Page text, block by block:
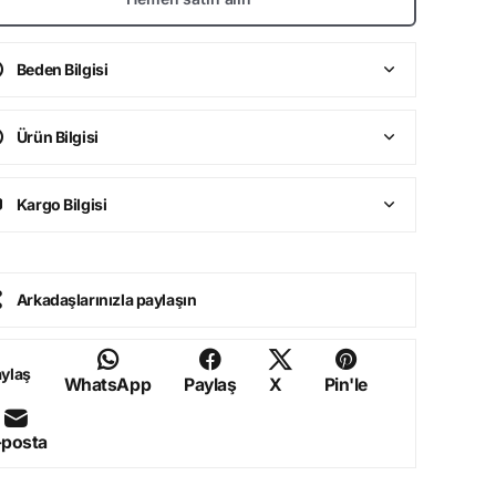
Beden Bilgisi
Ürün Bilgisi
Kargo Bilgisi
Arkadaşlarınızla paylaşın
WhatsApp Paylaş X Pin'le